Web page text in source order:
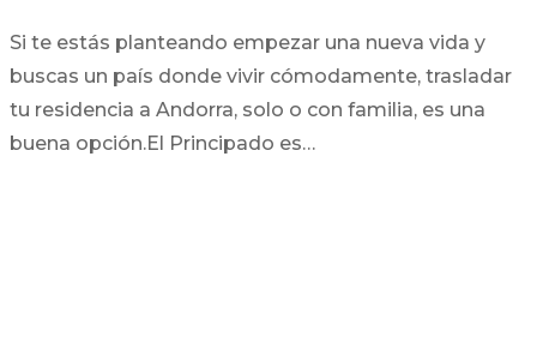
Si te estás planteando empezar una nueva vida y
buscas un país donde vivir cómodamente, trasladar
tu residencia a Andorra, solo o con familia, es una
buena opción.El Principado es…